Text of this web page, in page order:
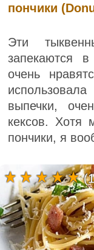
пончики
Эти
запекаются
очень
выпечки,
кексов. Хотя
пончики, я